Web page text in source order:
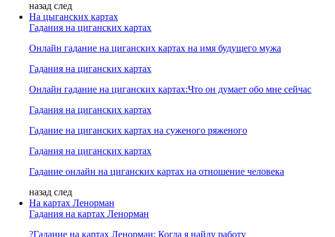
назад след
На цыганских картах
Гадания на циганских картах
Онлайн гадание на циганских картах на имя будущего мужа
Гадания на циганских картах
Онлайн гадание на циганских картах:Что он думает обо мне сейчас
Гадания на циганских картах
Гадание на циганских картах на суженого ряженого
Гадания на циганских картах
Гадание онлайн на циганских картах на отношение человека
назад след
На картах Ленорман
Гадания на картах Ленорман
?Гадание на картах Ленорман: Когда я найду работу